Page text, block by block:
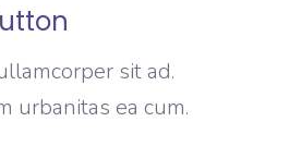
sit ad.
urbanitas ea cum.